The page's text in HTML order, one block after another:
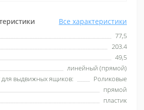
Все характеристики
77,5
203.4
49,5
линейный (прямой)
выдвижных ящиков:
Роликовые
прямой
пластик